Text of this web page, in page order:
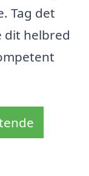
Tag det
helbred